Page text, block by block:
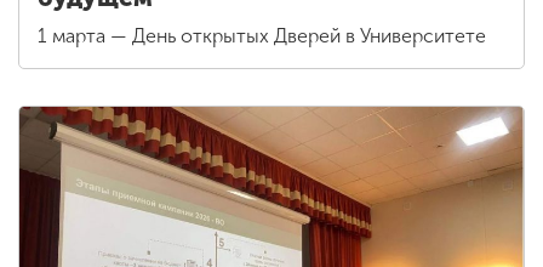
1 марта — День открытых Дверей в Университете